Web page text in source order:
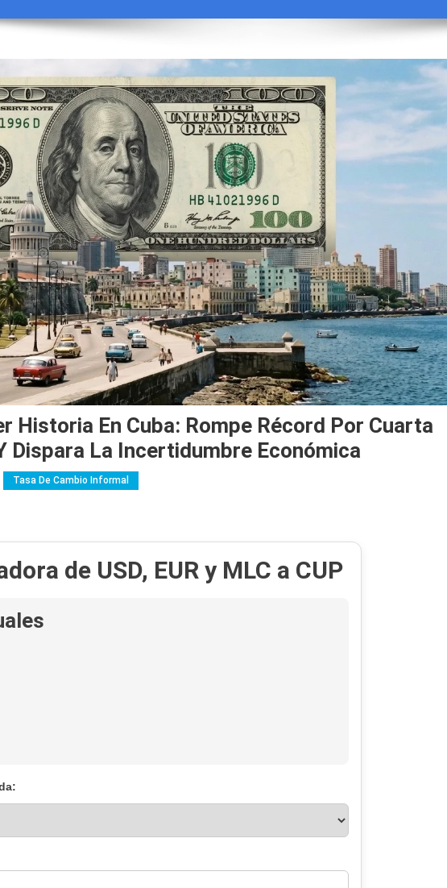
Historia En Cuba: Rompe Récord Por Cuarta
Dispara La Incertidumbre Económica
Tasa De Cambio Informal
de USD, EUR y MLC a CUP